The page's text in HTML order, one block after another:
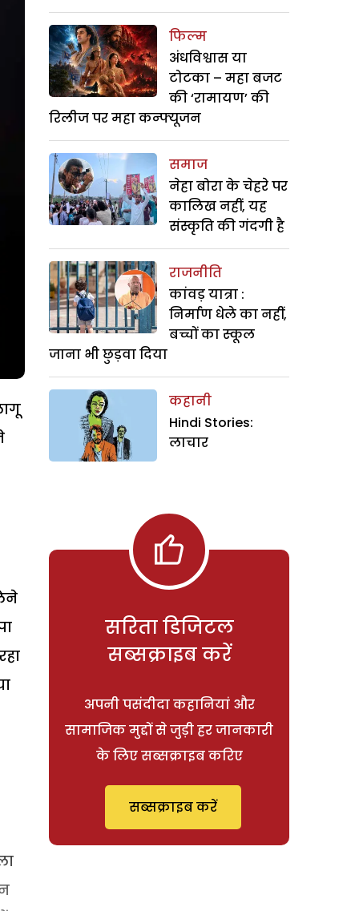
फिल्म
अंधविश्वास या
टोटका – महा बजट
की ‘रामायण’ की
रिलीज पर महा कन्फ्यूजन
समाज
नेहा बोरा के चेहरे पर
कालिख नहीं, यह
संस्कृति की गंदगी है
राजनीति
कांवड़ यात्रा :
निर्माण धेले का नहीं,
बच्चों का स्कूल
जाना भी छुड़वा दिया
कहानी
Hindi Stories:
लाचार
सरिता डिजिटल
सब्सक्राइब करें
अपनी पसंदीदा कहानियां और
सामाजिक मुद्दों से जुड़ी हर जानकारी
के लिए सब्सक्राइब करिए
सब्सक्राइब करें